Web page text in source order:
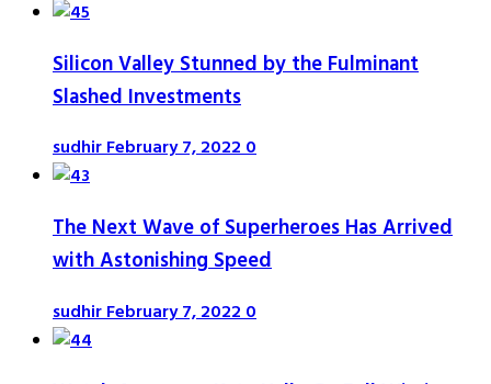
Silicon Valley Stunned by the Fulminant
Slashed Investments
sudhirFebruary 7, 20220
The Next Wave of Superheroes Has Arrived
with Astonishing Speed
sudhirFebruary 7, 20220